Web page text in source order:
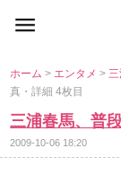
ホーム> エンタメ>
真・詳細 4枚目
三浦春馬、普
2009-10-06 18:20